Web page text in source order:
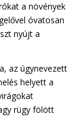
a növények
óvatosan
nyújt a
az úgynevezett
helyett a
rügy fölött